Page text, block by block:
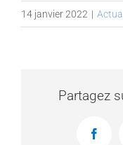
14 janvier 2022 |
Partagez